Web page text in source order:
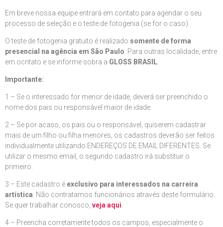
Em breve nossa equipe entrará em contato para agendar o seu
processo de seleção e o teste de fotogenia (se for o caso).
O teste de fotogenia gratuito é realizado somente de forma
presencial na agência em São Paulo . Para outras localidade, entre
em ocntato e se informe sobra a GLOSS BRASIL
Importante:
1 – Se o interessado for menor de idade, deverá ser preenchido o
nome dos pais ou responsável maior de idade.
2 – Se por acaso, os pais ou o responsável, quiserem cadastrar
mais de um filho ou filha menores, os cadastros deverão ser feitos
individualmente utilizando ENDEREÇOS DE EMAIL DIFERENTES. Se
utilizar o mesmo email, o segundo cadastro irá substituir o
primeiro.
3 – Este cadastro é exclusivo para interessados na carreira
artística . Não contratamos funcionários através deste formulário.
Se quer trabalhar conosco, veja aqui
4 – Preencha corretamente todos os campos, especialmente o